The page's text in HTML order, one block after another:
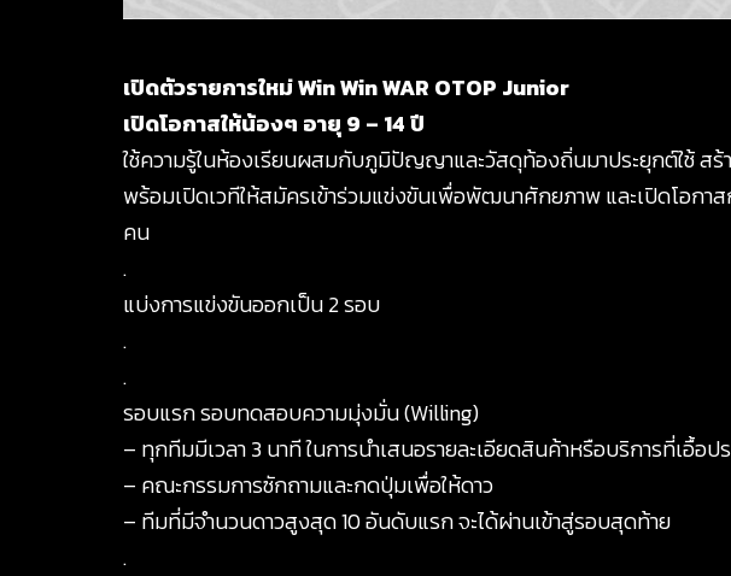
เปิดตัวรายการใหม่ Win Win WAR OTOP Junior
เปิดโอกาสให้น้องๆ อายุ 9 – 14 ปี
ใช้ความรู้ในห้องเรียนผสมกับภูมิปัญญาและวัสดุท้องถิ่นมาประยุกต์ใช้ สร้
พร้อมเปิดเวทีให้สมัครเข้าร่วมแข่งขันเพื่อพัฒนาศักยภาพ และเปิดโอกา
คน
.
แบ่งการแข่งขันออกเป็น 2 รอบ
.
.
รอบแรก รอบทดสอบความมุ่งมั่น (Willing)
– ทุกทีมมีเวลา 3 นาที ในการนำเสนอรายละเอียดสินค้าหรือบริการที่เอื้
– คณะกรรมการซักถามและกดปุ่มเพื่อให้ดาว
– ทีมที่มีจำนวนดาวสูงสุด 10 อันดับแรก จะได้ผ่านเข้าสู่รอบสุดท้าย
.